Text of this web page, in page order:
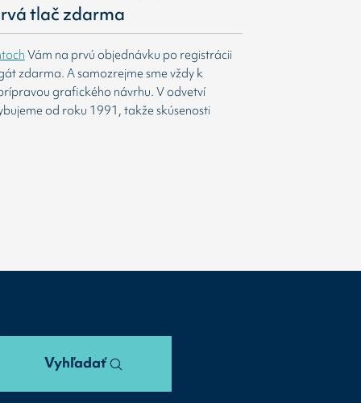
tlač zdarma
Vám na prvú objednávku po registrácii
zdarma. A samozrejme sme vždy k
grafického návrhu. V odvetví
od roku 1991, takže skúsenosti
Vyhľadať